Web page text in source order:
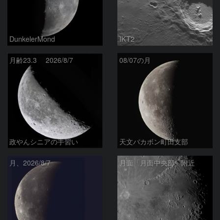
DunkelerMond IKT2
月齢23.3 2026/8/7
政やんシニアの手習い
08/07の月
天文バカボン町田支部
月、2026/8/7 月面「月面中央部」附近